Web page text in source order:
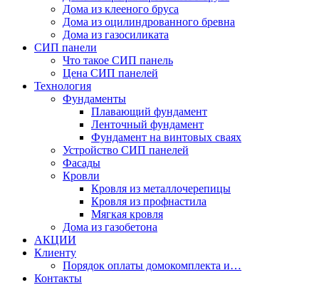
Дома из клееного бруса
Дома из оцилиндрованного бревна
Дома из газосиликата
СИП панели
Что такое СИП панель
Цена СИП панелей
Технология
Фундаменты
Плавающий фундамент
Ленточный фундамент
Фундамент на винтовых сваях
Устройство СИП панелей
Фасады
Кровли
Кровля из металлочерепицы
Кровля из профнастила
Мягкая кровля
Дома из газобетона
АКЦИИ
Клиенту
Порядок оплаты домокомплекта и…
Контакты